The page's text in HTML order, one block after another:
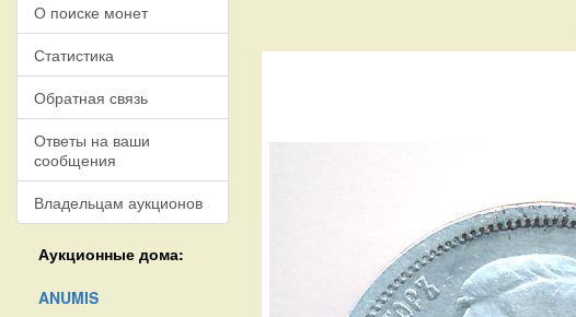
О поиске монет
Статистика
Обратная связь
Ответы на ваши
сообщения
Владельцам аукционов
Аукционные дома:
ANUMIS